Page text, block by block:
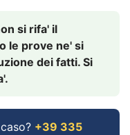
si rifa' il
le prove ne' si
dei fatti. Si
+39 335